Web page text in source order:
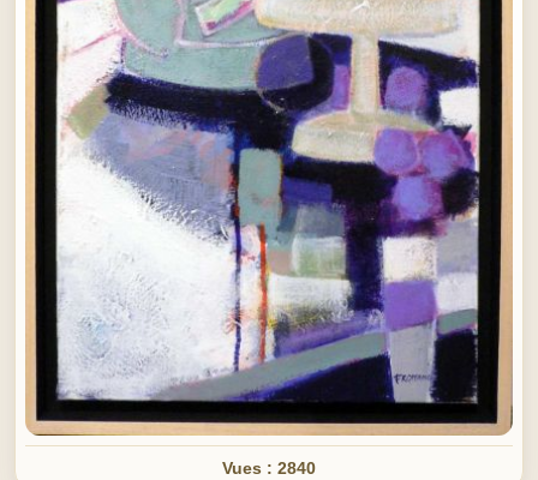
Vues : 2840